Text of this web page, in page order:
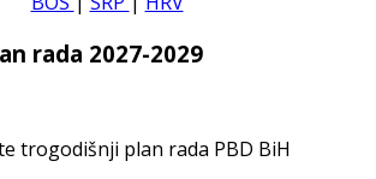
rada 2027-2029
trogodišnji plan rada PBD BiH